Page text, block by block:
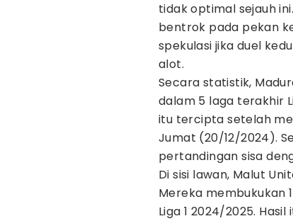
tidak optimal sejauh
bentrok pada pekan
spekulasi jika duel
alot.
Secara statistik,
dalam 5 laga terakhir
itu tercipta setelah
Jumat (20/12/2024).
pertandingan sisa
Di sisi lawan, Malut
Mereka membukukan
Liga 1 2024/2025.